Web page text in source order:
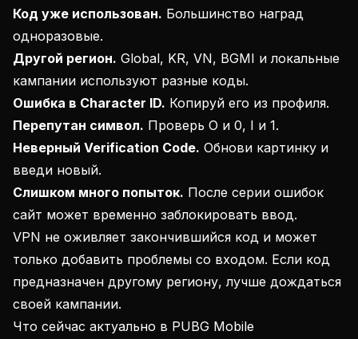
Код уже использован. Большинство наград
одноразовые.
Другой регион. Global, KR, VN, BGMI и локальные
кампании используют разные коды.
Ошибка в Character ID. Копируй его из профиля.
Перепутан символ. Проверь O и 0, I и 1.
Неверный Verification Code. Обнови картинку и
введи новый.
Слишком много попыток. После серии ошибок
сайт может временно заблокировать ввод.
VPN не оживляет закончившийся код и может
только добавить проблемы со входом. Если код
предназначен другому региону, лучше дождаться
своей кампании.
Что сейчас актуально в PUBG Mobile